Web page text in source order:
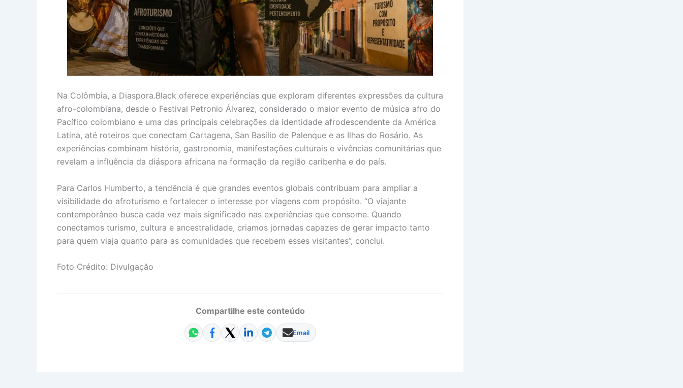
Na Colômbia, a Diaspora.Black oferece experiências que exploram diferentes expressões da cultura
afro-colombiana, desde o Festival Petronio Álvarez, considerado o maior evento de música afro do
Pacífico colombiano e uma das principais celebrações da identidade afrodescendente da América
Latina, até roteiros que conectam Cartagena, San Basilio de Palenque e as Ilhas do Rosário. As
experiências combinam história, gastronomia, manifestações culturais e vivências comunitárias que
revelam a influência da diáspora africana na formação da região caribenha e do país.
Para Carlos Humberto, a tendência é que grandes eventos globais contribuam para ampliar a
visibilidade do afroturismo e fortalecer o interesse por viagens com propósito. “O viajante
contemporâneo busca cada vez mais significado nas experiências que consome. Quando
conectamos turismo, cultura e ancestralidade, criamos jornadas capazes de gerar impacto tanto
para quem viaja quanto para as comunidades que recebem esses visitantes”, conclui.
Foto Crédito: Divulgação
Compartilhe este conteúdo
Email